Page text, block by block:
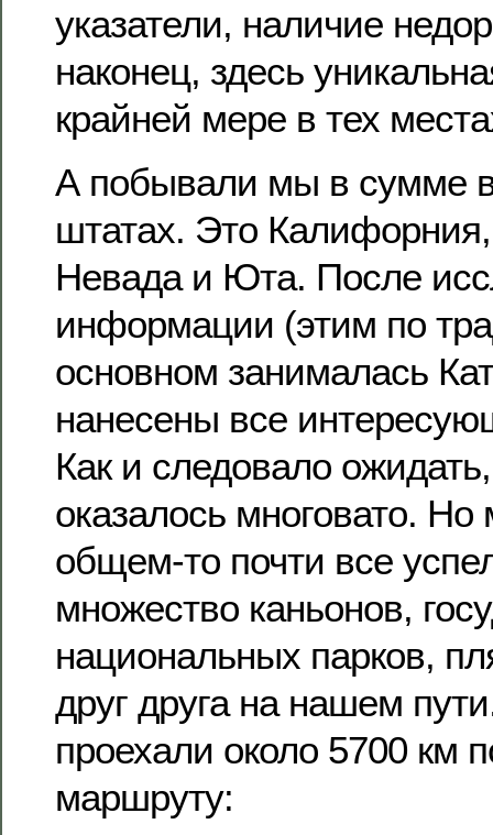
указатели, наличие
наконец, здесь
крайней мере в тех
А побывали мы в сумме
штатах. Это
Невада и Юта. После
информации (этим по
основном занималась
нанесены все
Как и следовало
оказалось многовато.
общем-то почти все
множество каньонов,
национальных парков,
друг друга на нашем
проехали около 5700 км
маршруту: